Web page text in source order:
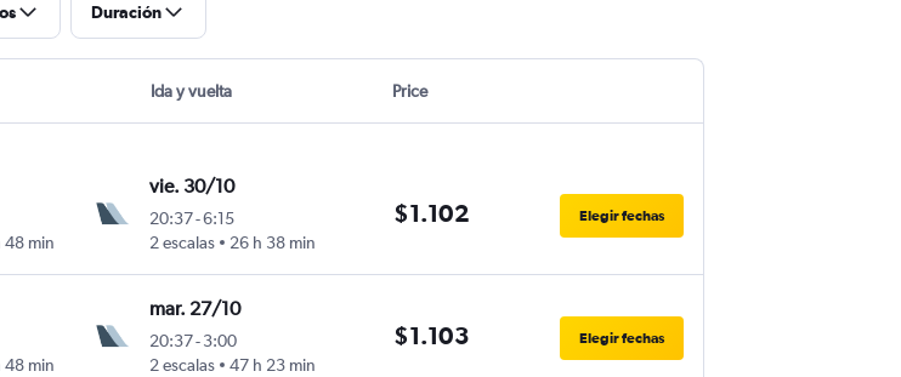
Duración
Ida y vuelta Price
48 min
vie. 30/10
20:37-6:15
2 escalas
26 h 38 min
$1.102 Elegir fechas
48 min
mar. 27/10
20:37-3:00
2 escalas
47 h 23 min
$1.103 Elegir fechas